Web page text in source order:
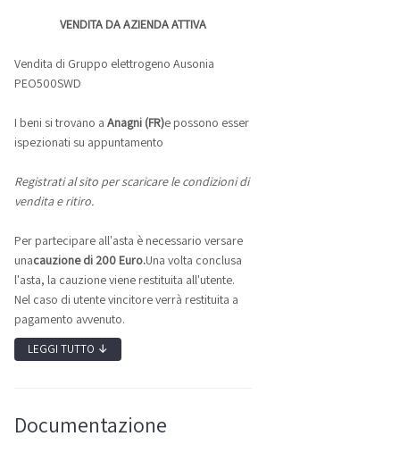
VENDITA DA AZIENDA ATTIVA
Vendita di Gruppo elettrogeno Ausonia
PEO500SWD
I beni si trovano a Anagni (FR)e possono esser
ispezionati su appuntamento
Registrati al sito per scaricare le condizioni di
vendita e ritiro.
Per partecipare all'asta è necessario versare
unacauzione di 200 Euro.Una volta conclusa
l'asta, la cauzione viene restituita all'utente.
Nel caso di utente vincitore verrà restituita a
pagamento avvenuto.
LEGGI TUTTO ↓
Documentazione